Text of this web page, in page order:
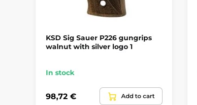
KSD Sig Sauer P226 gungrips
walnut with silver logo 1
In stock
98,72 € Add to cart